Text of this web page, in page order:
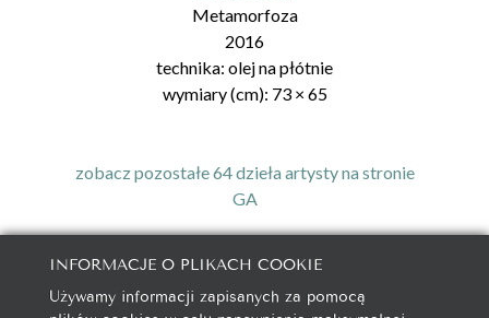
Metamorfoza
2016
technika: olej na płótnie
wymiary (cm): 73× 65
zobacz pozostałe 64 dzieła artysty na stronie
GA
galeria@autorska.pl
INFORMACJE O PLIKACH COOKIE
Używamy informacji zapisanych za pomocą